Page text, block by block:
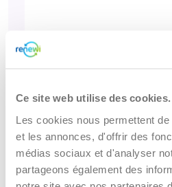
Ce site web utilise des cookies.
Les cookies nous permettent
et les annonces, d'offrir des
médias sociaux et d'analyser
partageons également des